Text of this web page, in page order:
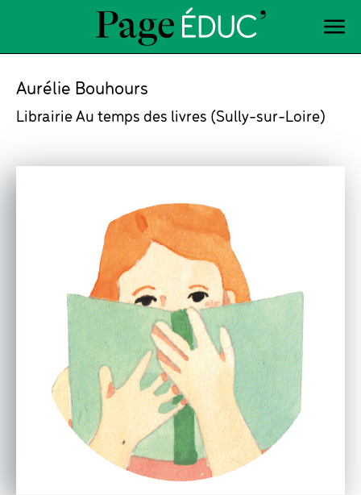
Aurélie Bouhours
Librairie Au temps des livres (Sully-sur-Loire)